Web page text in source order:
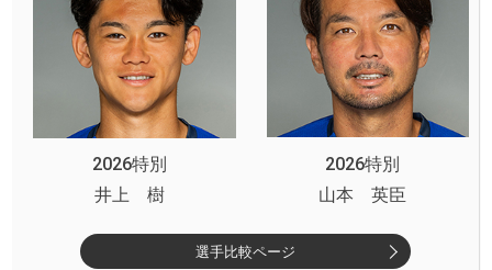
2026特別
2026特別
井上 樹
山本 英臣
選手比較ページ